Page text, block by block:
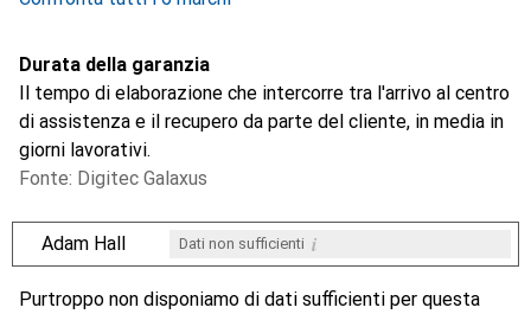
Durata della garanzia
Il tempo di elaborazione che intercorre tra l'arrivo al centro
di assistenza e il recupero da parte del cliente, in media in
giorni lavorativi.
Fonte: Digitec Galaxus
Adam Hall Dati non sufficienti i
Purtroppo non disponiamo di dati sufficienti per questa